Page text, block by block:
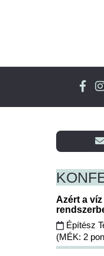
Azért a
Építész
(MÉK: 2